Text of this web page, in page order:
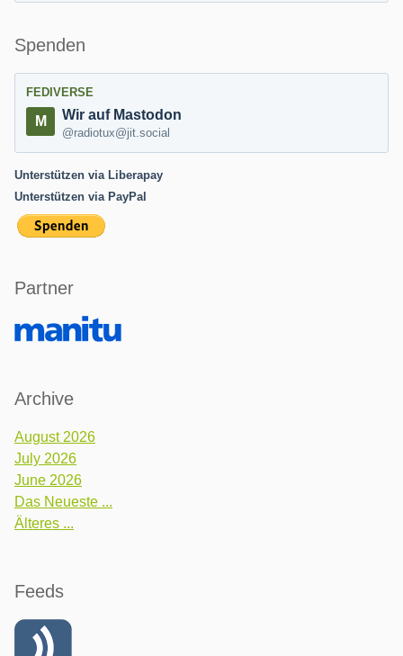
Spenden
FEDIVERSE
Wir auf Mastodon
@radiotux@jit.social
Unterstützen via Liberapay
Unterstützen via PayPal
Partner
Archive
August 2026
July 2026
June 2026
Das Neueste ...
Älteres ...
Feeds